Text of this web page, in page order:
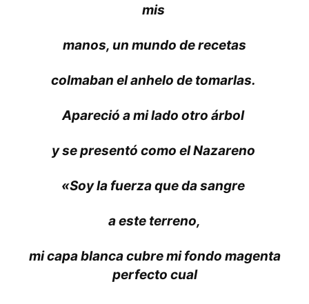
mis
manos, un mundo de recetas
colmaban el anhelo de tomarlas.
Apareció a mi lado otro árbol
y se presentó como el Nazareno
«Soy la fuerza que da sangre
a este terreno,
mi capa blanca cubre mi fondo magenta
perfecto cual